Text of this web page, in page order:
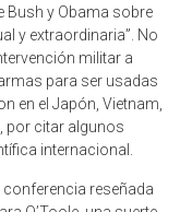
y extraordinaria”. No
militar a
para ser usadas
en el Japón, Vietnam,
por citar algunos
internacional.
O’Toole, una suerte